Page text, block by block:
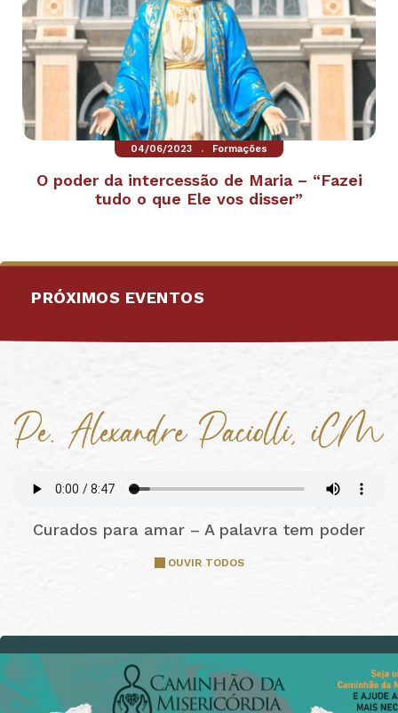
04/06/2023 . Formações
O poder da intercessão de Maria – “Fazei
tudo o que Ele vos disser”
PRÓXIMOS EVENTOS
Curados para amar – A palavra tem poder
OUVIR TODOS